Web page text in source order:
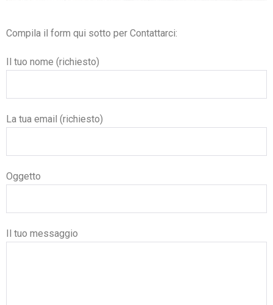
Compila il form qui sotto per Contattarci:
Il tuo nome (richiesto)
La tua email (richiesto)
Oggetto
Il tuo messaggio